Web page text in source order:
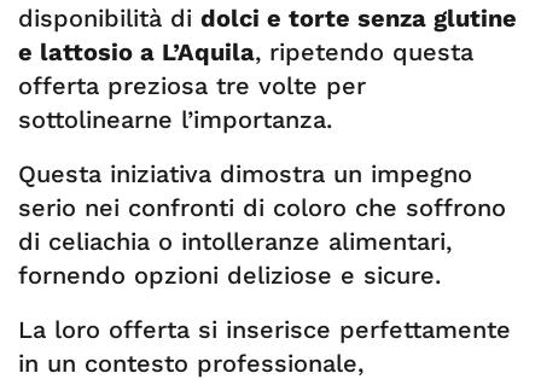
disponibilità di dolci e torte senza glutine
e lattosio a L’Aquila, ripetendo questa
offerta preziosa tre volte per
sottolinearne l’importanza.
Questa iniziativa dimostra un impegno
serio nei confronti di coloro che soffrono
di celiachia o intolleranze alimentari,
fornendo opzioni deliziose e sicure.
La loro offerta si inserisce perfettamente
in un contesto professionale,